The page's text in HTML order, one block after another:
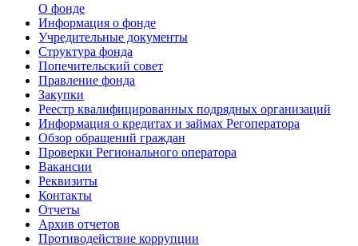
О фонде
Информация о фонде
Учредительные документы
Структура фонда
Попечительский совет
Правление фонда
Закупки
Реестр квалифицированных подрядных организаций
Информация о кредитах и займах Регоператора
Обзор обращений граждан
Проверки Регионального оператора
Вакансии
Реквизиты
Контакты
Отчеты
Архив отчетов
Противодействие коррупции